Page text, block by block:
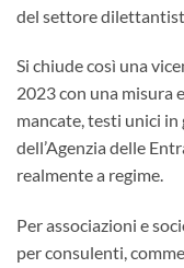
del settore
Si chiude così una
2023 con una misura
mancate, testi unici
dell’Agenzia delle
realmente a regime.
Per associazioni e
per consulenti,